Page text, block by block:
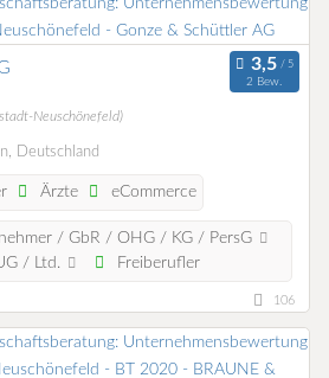
2 Bew.
Neuschönefeld)
Deutschland
Ärzte eCommerce
/ GbR / OHG / KG / PersG
/ Ltd.
Freiberufler
106